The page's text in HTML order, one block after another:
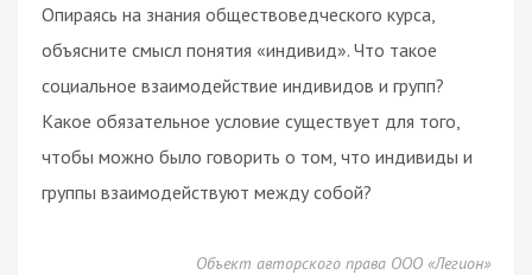
Опираясь на знания обществоведческого курса,
объясните смысл понятия «индивид». Что такое
социальное взаимодействие индивидов и групп?
Какое обязательное условие существует для того,
чтобы можно было говорить о том, что индивиды и
группы взаимодействуют между собой?
Объект авторского права ООО «Легион»